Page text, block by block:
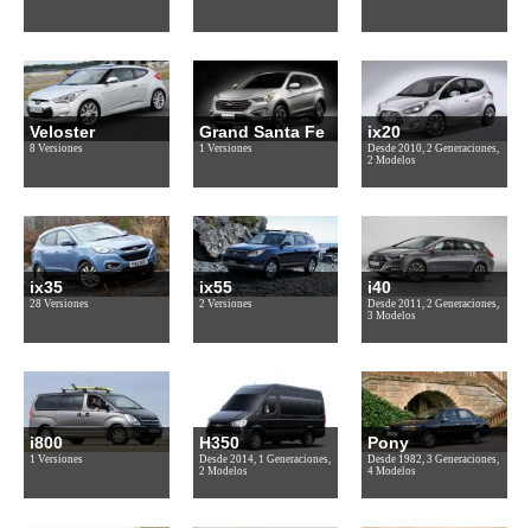
Veloster
8 Versiones
Grand Santa Fe
1 Versiones
ix20
Desde 2010, 2 Generaciones,
2 Modelos
ix35
28 Versiones
ix55
2 Versiones
i40
Desde 2011, 2 Generaciones,
3 Modelos
i800
1 Versiones
H350
Desde 2014, 1 Generaciones,
2 Modelos
Pony
Desde 1982, 3 Generaciones,
4 Modelos